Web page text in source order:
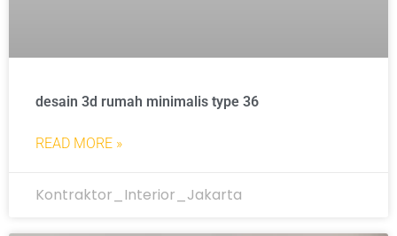
desain 3d rumah minimalis type 36
READ MORE »
Kontraktor_Interior_Jakarta